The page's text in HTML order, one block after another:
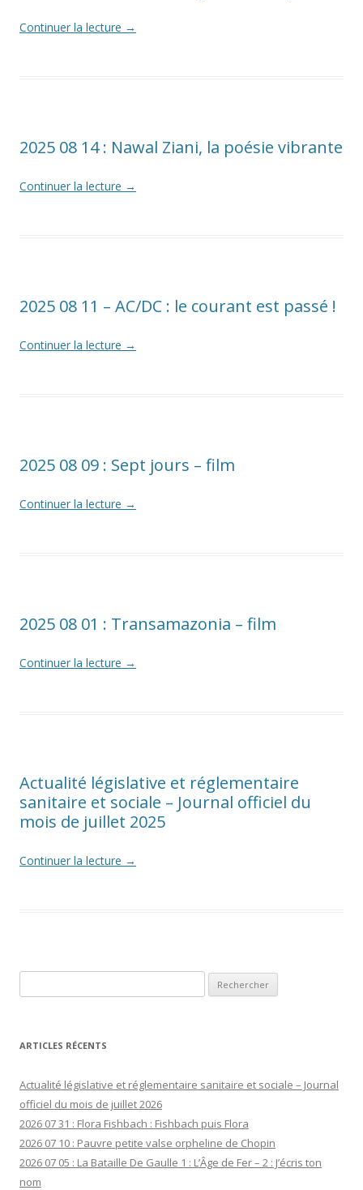
Continuer la lecture →
2025 08 14 : Nawal Ziani, la poésie vibrante
Continuer la lecture →
2025 08 11 – AC/DC : le courant est passé !
Continuer la lecture →
2025 08 09 : Sept jours – film
Continuer la lecture →
2025 08 01 : Transamazonia – film
Continuer la lecture →
Actualité législative et réglementaire
sanitaire et sociale – Journal officiel du
mois de juillet 2025
Continuer la lecture →
ARTICLES RÉCENTS
Actualité législative et réglementaire sanitaire et sociale – Journal
officiel du mois de juillet 2026
2026 07 31 : Flora Fishbach : Fishbach puis Flora
2026 07 10 : Pauvre petite valse orpheline de Chopin
2026 07 05 : La Bataille De Gaulle 1 : L’Âge de Fer – 2 : J’écris ton
nom